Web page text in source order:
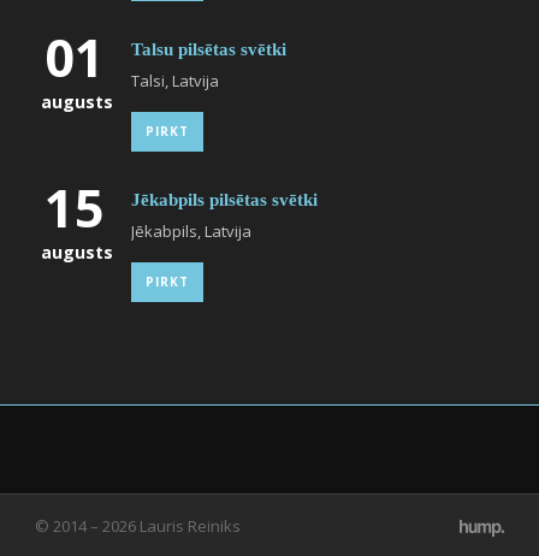
01
augusts
Talsu pilsētas svētki
Talsi, Latvija
PIRKT
15
augusts
Jēkabpils pilsētas svētki
Jēkabpils, Latvija
PIRKT
© 2014 – 2026 Lauris Reiniks